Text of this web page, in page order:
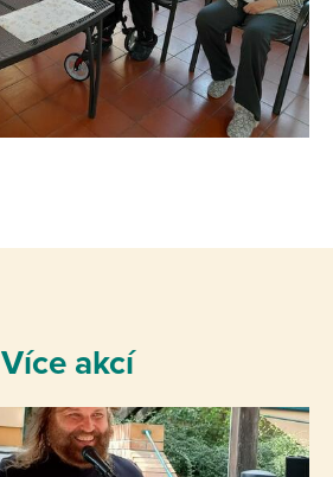
Více akcí